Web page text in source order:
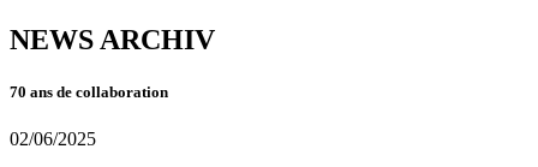
NEWS ARCHIV
70 ans de collaboration
02/06/2025